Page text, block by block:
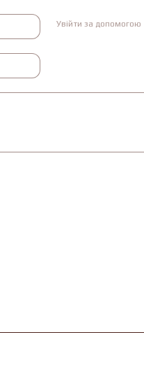
Увійти за допомогою